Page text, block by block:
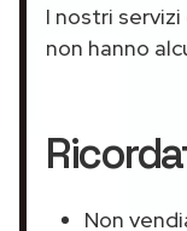
I nostri
non hanno
Non